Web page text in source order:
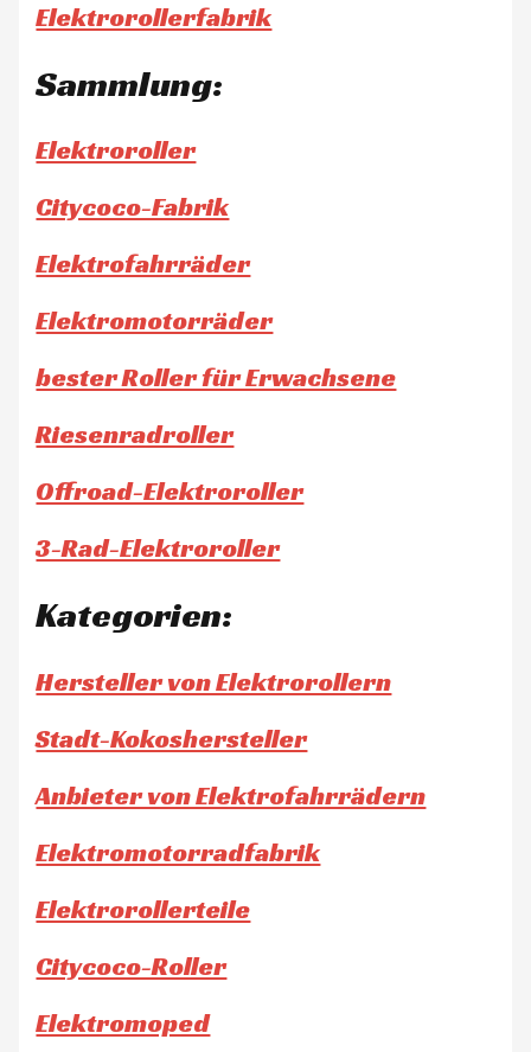
Elektrorollerfabrik
Sammlung:
Elektroroller
Citycoco-Fabrik
Elektrofahrräder
Elektromotorräder
bester Roller für Erwachsene
Riesenradroller
Offroad-Elektroroller
3-Rad-Elektroroller
Kategorien:
Hersteller von Elektrorollern
Stadt-Kokoshersteller
Anbieter von Elektrofahrrädern
Elektromotorradfabrik
Elektrorollerteile
Citycoco-Roller
Elektromoped